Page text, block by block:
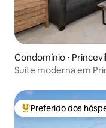
Condomínio ⋅
Suíte moderna em
Entre os melhores
Preferido dos